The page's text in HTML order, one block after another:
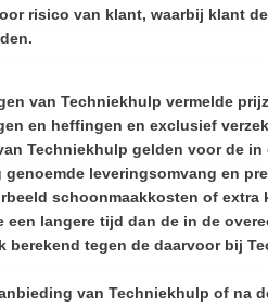
risico van klant, waarbij klant
van Techniekhulp vermelde
en heffingen en exclusief
Techniekhulp gelden voor de
leveringsomvang en
schoonmaakkosten of extra
een langere tijd dan de in de
berekend tegen de daarvoor bij
van Techniekhulp of na